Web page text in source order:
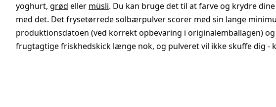
yoghurt, grød eller müsli. Du kan bruge det til at farve og krydre
med det. Det frysetørrede solbærpulver scorer med sin lange
produktionsdatoen (ved korrekt opbevaring i originalemballagen)
frugtagtige friskhedskick længe nok, og pulveret vil ikke skuffe dig -